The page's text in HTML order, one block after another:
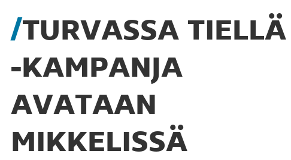
TURVASSA TIELLÄ
-KAMPANJA
AVATAAN
MIKKELISSÄ